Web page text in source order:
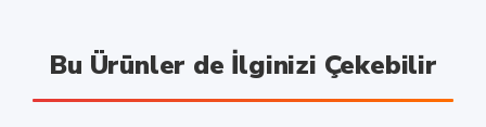
Bu Ürünler de İlginizi Çekebilir